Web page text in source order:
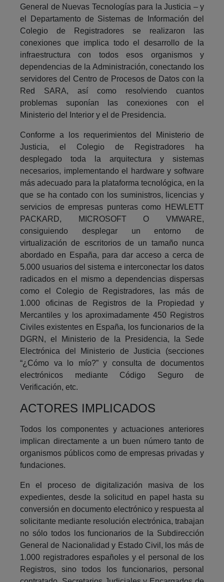
General de Nuevas Tecnologías para la Justicia – y
el Departamento de Sistemas de Información del
Colegio de Registradores se realizaron las
conexiones que implica todo el desarrollo de la
infraestructura con todos esos organismos y
dependencias de la Administración, conectando los
servidores del Centro de Procesos de Datos con la
Red SARA, así como resolviendo cuantos
problemas suponían las conexiones con el
Ministerio del Interior y el de Presidencia.
Conforme a los requerimientos del Ministerio de
Justicia, el Colegio de Registradores ha
desplegado toda la arquitectura y sistemas
necesarios, implementando el hardware y software
más adecuado para la plataforma tecnológica, en la
que se ha contado con los suministros, licencias y
servicios de empresas punteras como HEWLETT
PACKARD, MICROSOFT O VMWARE,
consiguiendo desplegar un entorno de
virtualización de escritorios de un tamaño nunca
abordado en España, para dar acceso a cerca de
5.000 usuarios del sistema e interconectar los datos
radicados en el mismo a dependencias dispersas
como el Colegio de Registradores, las más de
1.000 oficinas de Registros de la Propiedad y
Mercantiles y los aproximadamente 450 Registros
Civiles existentes en España, los funcionarios de la
DGRN, el Ministerio de la Presidencia, la Sede
Electrónica del Ministerio de Justicia (secciones
“¿Cómo va lo mío?” y consulta de documentos
electrónicos mediante Código Seguro de
Verificación, etc.
ACTORES IMPLICADOS
Todos los componentes y actuaciones anteriores
implican directamente a un buen número tanto de
organismos públicos como de empresas privadas y
fundaciones.
En el proceso de digitalización masiva de los
expedientes, desde la solicitud en papel hasta su
conversión en documento electrónico y respuesta al
solicitante mediante resolución electrónica, trabajan
no sólo todos los funcionarios de la Subdirección
General de Nacionalidad y Estado Civil, los más de
1.000 registradores españoles y el personal de los
Registros, sino todos los funcionarios, personal